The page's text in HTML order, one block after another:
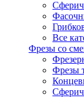
Все
Фрезы со
Фрезы